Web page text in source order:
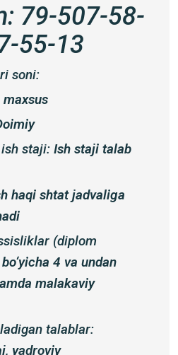
79-507-58-
55-13
soni:
maxsus
staji: Ish staji talab
haqi shtat jadvaliga
(diplom
4 va undan
malakaviy
talablar:
yadroviy